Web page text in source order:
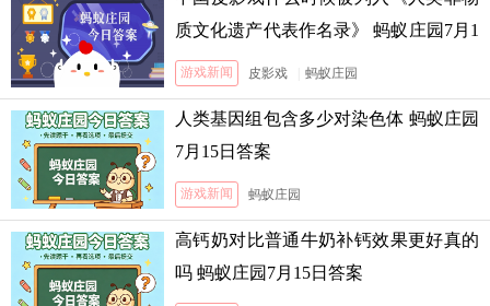
质文化遗产代表作名录》 蚂蚁庄园7月1
3日答案
游戏新闻 皮影戏 蚂蚁庄园
人类基因组包含多少对染色体 蚂蚁庄园
7月15日答案
游戏新闻 蚂蚁庄园
高钙奶对比普通牛奶补钙效果更好真的
吗 蚂蚁庄园7月15日答案